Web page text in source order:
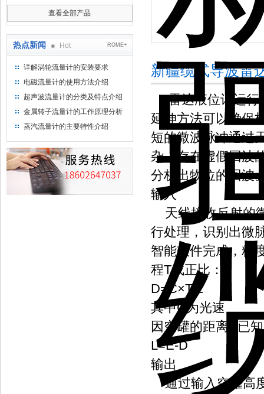
查看全部产品
热点新闻 Hot ROME+
详解涡轮流量计的安装要求
电磁流量计的使用方法介绍
超声波流量计的分类及特点介绍
金属转子流量计的工作原理分析
蒸汽流量计的主要特性介绍
新疆缆式导波雷
雷达液位计运行
延伸方法可以确保
短的微波脉冲通过
杂，存在虚假回波
分析出物位的回波
输入
天线接收反射的
行处理，识别出微
智能软件完成，精
程T成正比：
D=C×T/2
其中C为光速
因空罐的距离E已
L=E-D
输出
通过输入空罐高